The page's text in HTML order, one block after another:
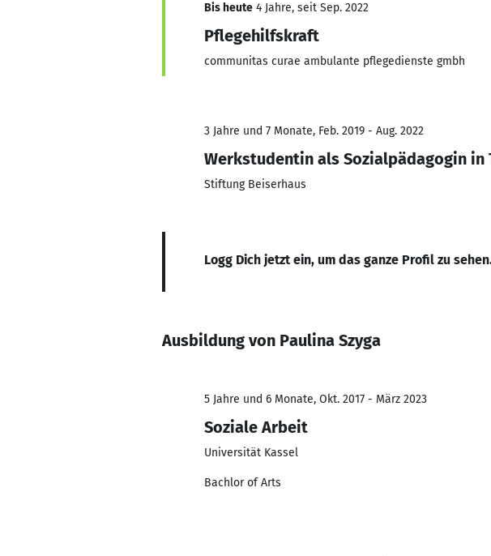
Bis heute 4 Jahre, seit Sep. 2022
Pflegehilfskraft
communitas curae ambulante pflegedienste gmbh
3 Jahre und 7 Monate, Feb. 2019 - Aug. 2022
Werkstudentin als Sozialpädagogin in
Stiftung Beiserhaus
Logg Dich jetzt ein, um das ganze Profil zu
Ausbildung von Paulina Szyga
5 Jahre und 6 Monate, Okt. 2017 - März 2023
Soziale Arbeit
Universität Kassel
Bachlor of Arts